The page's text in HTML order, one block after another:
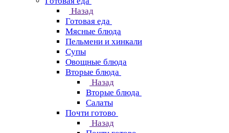
Назад
Готовая еда
Мясные блюда
Пельмени и хинкали
Супы
Овощные блюда
Вторые блюда
Назад
Вторые блюда
Салаты
Почти готово
Назад